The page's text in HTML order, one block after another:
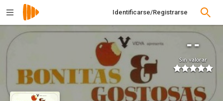
Identificarse/Registrarse
--
Sin valorar